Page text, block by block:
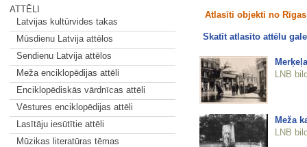
ATTĒLI
Latvijas kultūrvides takas
Mūsdienu Latvija attēlos
Sendienu Latvija attēlos
Meža enciklopēdijas attēli
Enciklopēdiskās vārdnīcas attēli
Vēstures enciklopēdijas attēli
Lasītāju iesūtītie attēli
Mūzikas literatūras tēmas
Atlasīti objekti no
Skatīt atlasīto attēlu
LNB
Meža
LNB